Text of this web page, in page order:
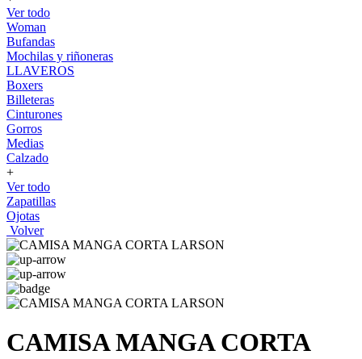
Ver todo
Woman
Bufandas
Mochilas y riñoneras
LLAVEROS
Boxers
Billeteras
Cinturones
Gorros
Medias
Calzado
+
Ver todo
Zapatillas
Ojotas
Volver
CAMISA MANGA CORTA